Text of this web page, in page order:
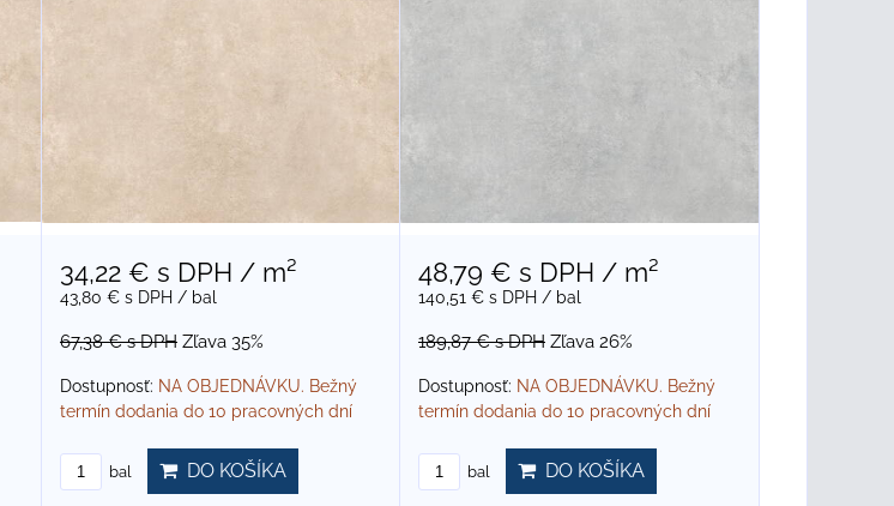
34,22 € s DPH / m²
43,80 € s DPH / bal
67,38 €s DPH Zľava 35%
Dostupnosť: NA OBJEDNÁVKU. Bežný
termín dodania do 10 pracovných dní
bal DO KOŠÍKA
48,79 € s DPH / m²
140,51 €s DPH / bal
189,87 €s DPH Zľava 26%
Dostupnosť: NA OBJEDNÁVKU. Bežný
termín dodania do 10 pracovných dní
bal DO KOŠÍKA